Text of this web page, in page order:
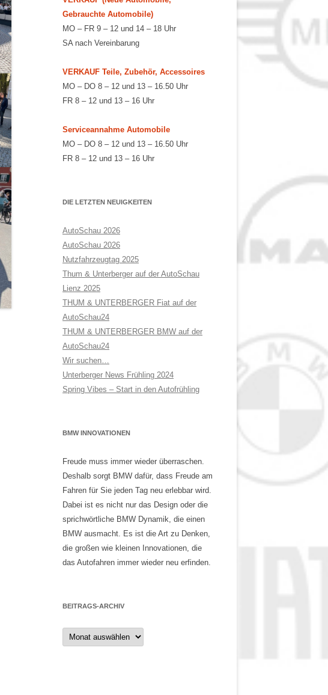
Gebrauchte Automobile)
MO – FR 9 – 12 und 14 – 18 Uhr
SA nach Vereinbarung
VERKAUF Teile, Zubehör, Accessoires
MO – DO 8 – 12 und 13 – 16.50 Uhr
FR 8 – 12 und 13 – 16 Uhr
Serviceannahme Automobile
MO – DO 8 – 12 und 13 – 16.50 Uhr
FR 8 – 12 und 13 – 16 Uhr
DIE LETZTEN NEUIGKEITEN
AutoSchau 2026
AutoSchau 2026
Nutzfahrzeugtag 2025
Thum & Unterberger auf der AutoSchau
Lienz 2025
THUM & UNTERBERGER Fiat auf der
AutoSchau24
THUM & UNTERBERGER BMW auf der
AutoSchau24
Wir suchen…
Unterberger News Frühling 2024
Spring Vibes – Start in den Autofrühling
BMW INNOVATIONEN
Freude muss immer wieder überraschen.
Deshalb sorgt BMW dafür, dass Freude am
Fahren für Sie jeden Tag neu erlebbar wird.
Dabei ist es nicht nur das Design oder die
sprichwörtliche BMW Dynamik, die einen
BMW ausmacht. Es ist die Art zu Denken,
die großen wie kleinen Innovationen, die
das Autofahren immer wieder neu erfinden.
BEITRAGS-ARCHIV
Beitrags-
Archiv